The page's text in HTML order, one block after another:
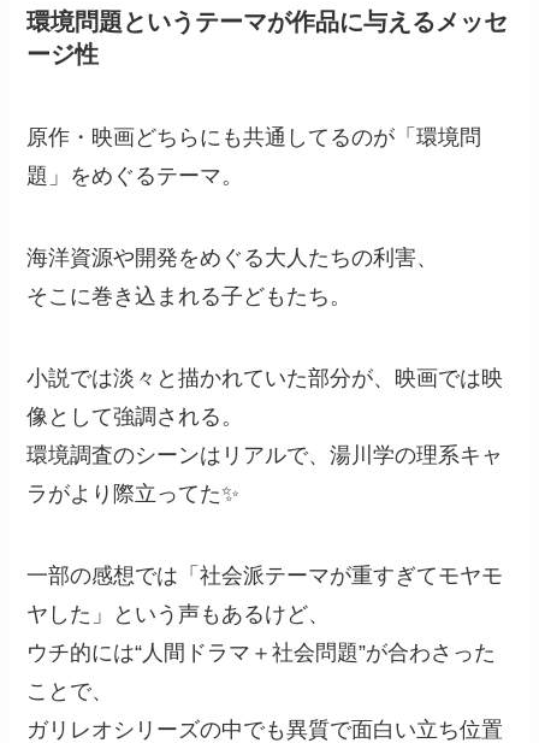
環境問題というテーマが作品に与えるメッセ
ージ性
原作・映画どちらにも共通してるのが「環境問
題」をめぐるテーマ。
海洋資源や開発をめぐる大人たちの利害、
そこに巻き込まれる子どもたち。
小説では淡々と描かれていた部分が、映画では映
像として強調される。
環境調査のシーンはリアルで、湯川学の理系キャ
ラがより際立ってた✨
一部の感想では「社会派テーマが重すぎてモヤモ
ヤした」という声もあるけど、
ウチ的には“人間ドラマ＋社会問題”が合わさった
ことで、
ガリレオシリーズの中でも異質で面白い立ち位置